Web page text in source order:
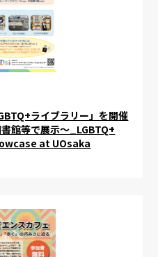
ライブラリー」を開催
館等で展示～_LGBTQ+
at UOsaka